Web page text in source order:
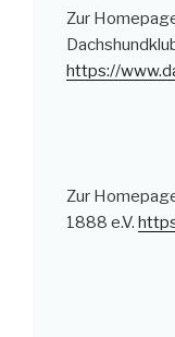
Zur
https://
Zur
1888 e.V.